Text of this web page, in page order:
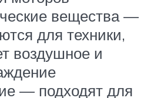
вещества —
для техники,
воздушное и
— подходят для